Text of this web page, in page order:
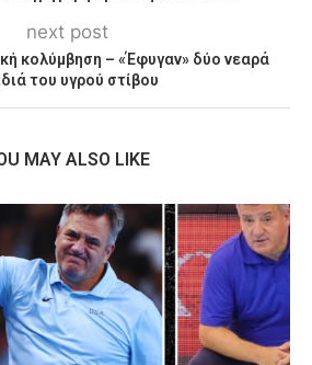
next post
κολύμβηση – «Έφυγαν» δύο νεαρά
του υγρού στίβου
MAY ALSO LIKE